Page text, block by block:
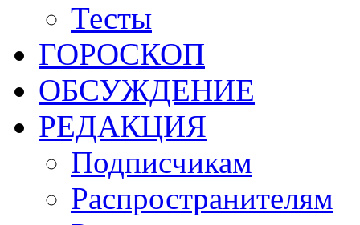
Тесты
ГОРОСКОП
ОБСУЖДЕНИЕ
РЕДАКЦИЯ
Подписчикам
Распространителям